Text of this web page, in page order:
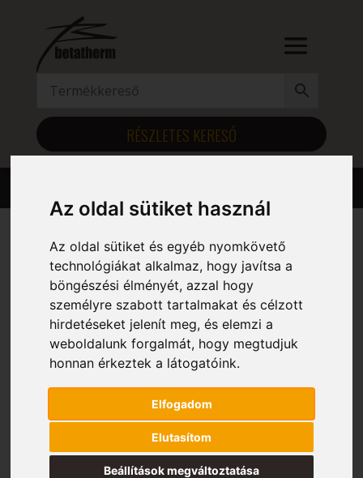
Az oldal sütiket használ
Az oldal sütiket és egyéb nyomkövető
technológiákat alkalmaz, hogy javítsa a
böngészési élményét, azzal hogy
személyre szabott tartalmakat és célzott
hirdetéseket jelenít meg, és elemzi a
weboldalunk forgalmát, hogy megtudjuk
honnan érkeztek a látogatóink.
Elfogadom
Elutasítom
Beállítások megváltoztatása
RÉSZLETES KERESŐ
Kezdőlap/ Osztástávolság (mm) termék / 30
30
Mind a(z) 6 találat megjelenítve